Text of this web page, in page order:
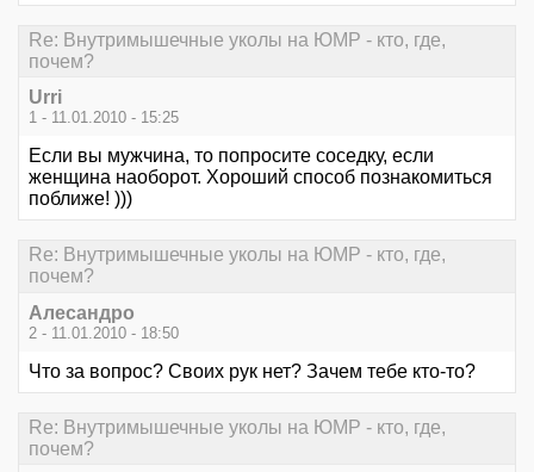
Re: Внутримышечные уколы на ЮМР - кто, где,
почем?
Urri
1 - 11.01.2010 - 15:25
Если вы мужчина, то попросите соседку, если
женщина наоборот. Хороший способ познакомиться
поближе! )))
Re: Внутримышечные уколы на ЮМР - кто, где,
почем?
Алесандро
2 - 11.01.2010 - 18:50
Что за вопрос? Своих рук нет? Зачем тебе кто-то?
Re: Внутримышечные уколы на ЮМР - кто, где,
почем?